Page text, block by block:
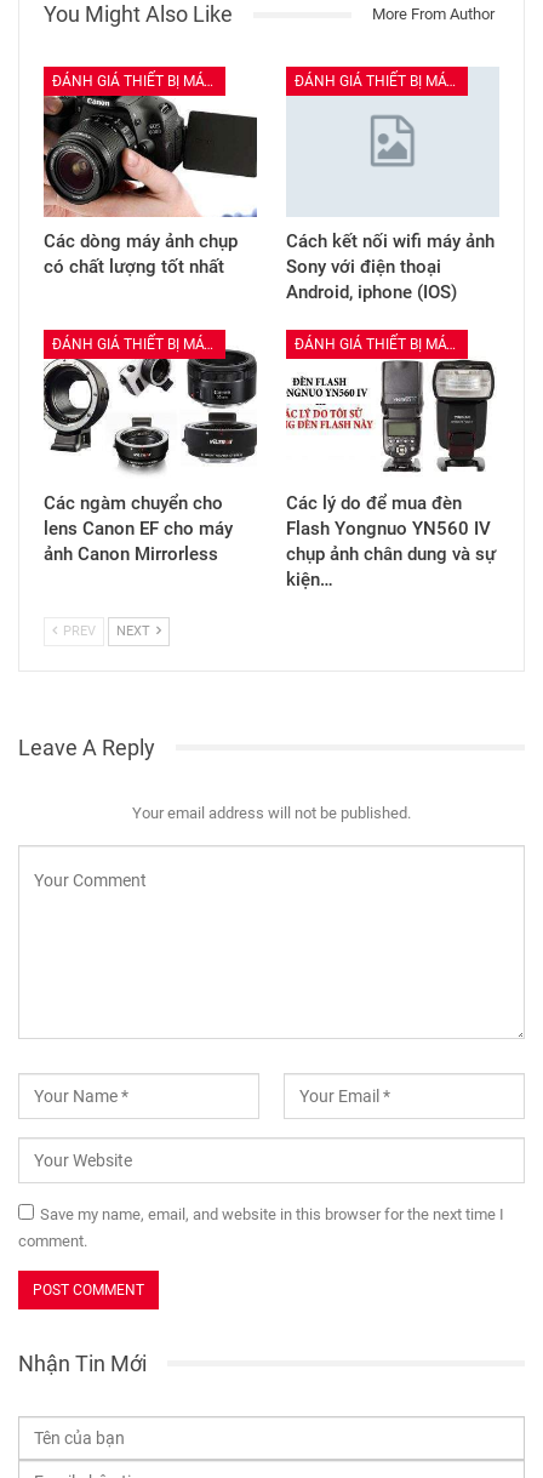
You Might Also Like More From Author
ĐÁNH GIÁ THIẾT BỊ MÁY ẢNH
Các dòng máy ảnh chụp
có chất lượng tốt nhất
ĐÁNH GIÁ THIẾT BỊ MÁY ẢNH
Cách kết nối wifi máy ảnh
Sony với điện thoại
Android, iphone (IOS)
ĐÁNH GIÁ THIẾT BỊ MÁY ẢNH
Các ngàm chuyển cho
lens Canon EF cho máy
ảnh Canon Mirrorless
ĐÁNH GIÁ THIẾT BỊ MÁY ẢNH
Các lý do để mua đèn
Flash Yongnuo YN560 IV
chụp ảnh chân dung và sự
kiện…
PREV NEXT
Leave A Reply
Your email address will not be published.
Save my name, email, and website in this browser for the next time I
comment.
Nhận Tin Mới